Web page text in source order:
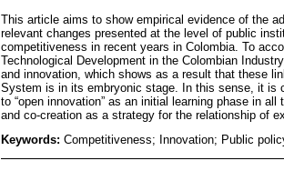
This article aims to show empirical evidence of the
relevant changes presented at the level of public
competitiveness in recent years in Colombia. To
Technological Development in the Colombian
and innovation, which shows as a result that these
System is in its embryonic stage. In this sense, it is
to “open innovation” as an initial learning phase in
and co-creation as a strategy for the relationship of
Keywords: Competitiveness; Innovation; Public